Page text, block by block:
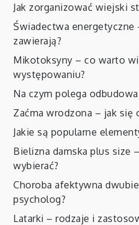
Jak zorganizować wiejski
Świadectwa energetyczne
zawierają?
Mikotoksyny – co warto
występowaniu?
Na czym polega
Zaćma wrodzona – jak się
Jakie są popularne
Bielizna damska plus size
wybierać?
Choroba afektywna
psycholog?
Latarki – rodzaje i